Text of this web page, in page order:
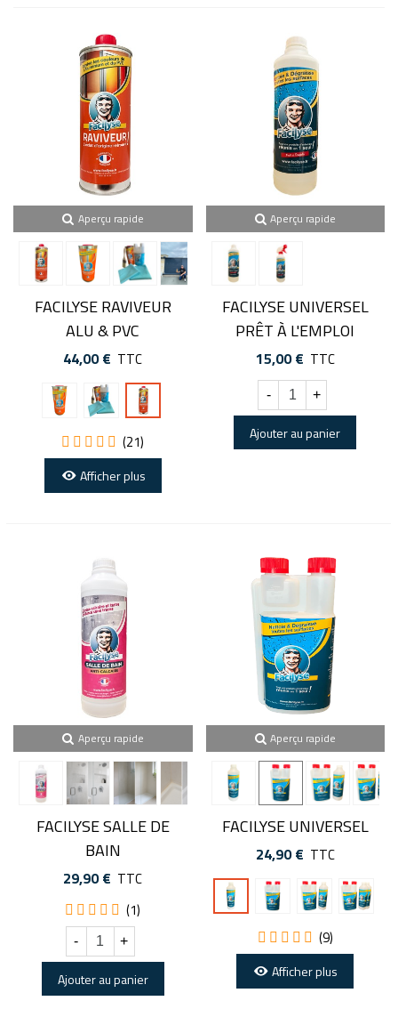
Aperçu rapide
FACILYSE RAVIVEUR
ALU & PVC
44,00 € TTC
1
Litre
Kit
Nettoyage
&
Application
500ml
(21)
Afficher plus
Aperçu rapide
FACILYSE UNIVERSEL
PRÊT À L'EMPLOI
15,00 € TTC
- +
Ajouter au panier
Aperçu rapide
FACILYSE SALLE DE
BAIN
29,90 € TTC
(1)
- +
Ajouter au panier
Aperçu rapide
FACILYSE UNIVERSEL
24,90 € TTC
BouteilleBouteille
avec
doseur
Offre
DUO
Offre
TRIO
(9)
Afficher plus